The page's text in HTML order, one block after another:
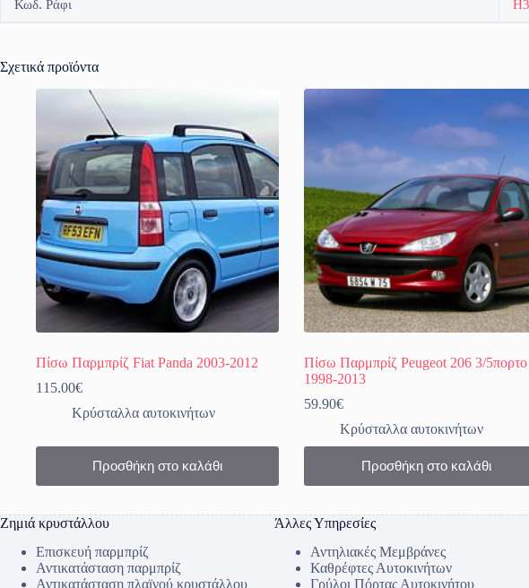
Κωδ. Ράφι H3
Σχετικά προϊόντα
Πίσω Παρμπρίζ Fiat Panda 2003-2012
115.00€
Κρύσταλλα αυτοκινήτων
Προσθήκη στο καλάθι
Πίσω Παρμπρίζ Peugeot 206 3/5πορτο
1998-2013
59.90€
Κρύσταλλα αυτοκινήτων
Προσθήκη στο καλάθι
Ζημιά κρυστάλλου
Επισκευή παρμπρίζ
Αντικατάσταση παρμπρίζ
Αντικατάσταση πλαϊνού κρυστάλλου
Άλλες Υπηρεσίες
Αντηλιακές Μεμβράνες
Καθρέφτες Αυτοκινήτων
Γρύλοι Πόρτας Αυτοκινήτου